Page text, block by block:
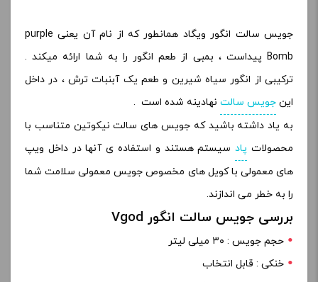
جویس سالت انگور ویگاد همانطور که از نام آن یعنی purple
Bomb پیداست ، بمبی از طعم انگور را به شما ارائه میکند .
ترکیبی از انگور سیاه شیرین و طعم یک آبنبات ترش ، در داخل
این جویس سالت نهادینه شده است .
به یاد داشته باشید که جویس های سالت نیکوتین متناسب با
محصولات پادسیستم هستند و استفاده ی آنها در داخل ویپ
های معمولی با کویل های مخصوص جویس معمولی سلامت شما
را به خطر می اندازند.
بررسی جویس سالت انگور Vgod
حجم جویس : ۳۰ میلی لیتر
خنکی : قابل انتخاب